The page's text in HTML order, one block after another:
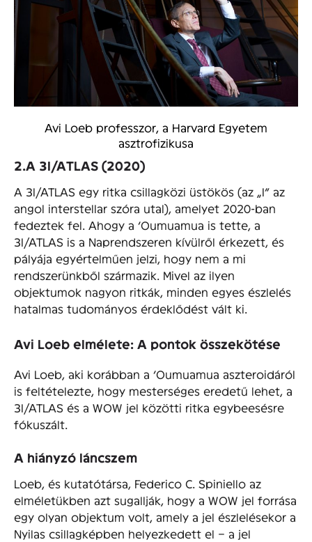
Avi Loeb professzor, a Harvard Egyetem
asztrofizikusa
2.A 3I/ATLAS (2020)
A 3I/ATLAS egy ritka csillagközi üstökös (az „I” az
angol interstellar szóra utal), amelyet 2020-ban
fedeztek fel. Ahogy a ‘Oumuamua is tette, a
3I/ATLAS is a Naprendszeren kívülről érkezett, és
pályája egyértelműen jelzi, hogy nem a mi
rendszerünkből származik. Mivel az ilyen
objektumok nagyon ritkák, minden egyes észlelés
hatalmas tudományos érdeklődést vált ki.
Avi Loeb elmélete: A pontok összekötése
Avi Loeb, aki korábban a ‘Oumuamua aszteroidáról
is feltételezte, hogy mesterséges eredetű lehet, a
3I/ATLAS és a WOW jel közötti ritka egybeesésre
fókuszált.
A hiányzó láncszem
Loeb, és kutatótársa, Federico C. Spiniello az
elméletükben azt sugallják, hogy a WOW jel forrása
egy olyan objektum volt, amely a jel észlelésekor a
Nyilas csillagképben helyezkedett el – a jel